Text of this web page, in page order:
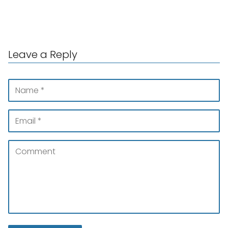
Tras pasar varios meses en el centro de
carcelarios como duras, mencionando
Leave a Reply